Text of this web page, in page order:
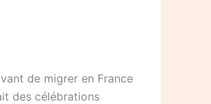
de migrer en France
des célébrations